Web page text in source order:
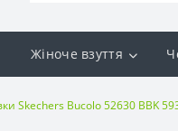
Жіноче взуття
Skechers Bucolo 52630 BBK